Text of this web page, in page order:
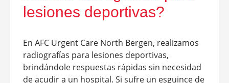
lesiones deportivas?
En AFC Urgent Care North Bergen, realizamos
radiografías para lesiones deportivas,
brindándole respuestas rápidas sin necesidad
de acudir a un hospital. Si sufre un esguince de